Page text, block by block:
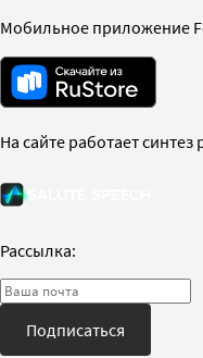
Мобильное приложение
На сайте работает синтез
Рассылка:
Подписаться